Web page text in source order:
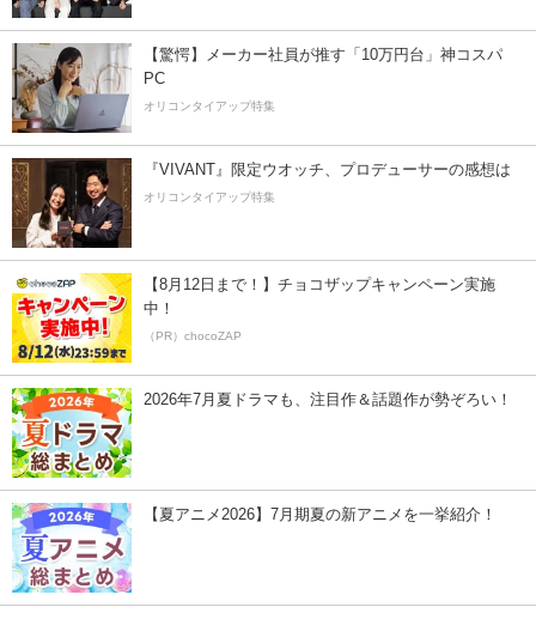
【驚愕】メーカー社員が推す「10万円台」神コスパ
PC
オリコンタイアップ特集
『VIVANT』限定ウオッチ、プロデューサーの感想は
オリコンタイアップ特集
【8月12日まで！】チョコザップキャンペーン実施
中！
（PR）chocoZAP
2026年7月夏ドラマも、注目作＆話題作が勢ぞろい！
【夏アニメ2026】7月期夏の新アニメを一挙紹介！